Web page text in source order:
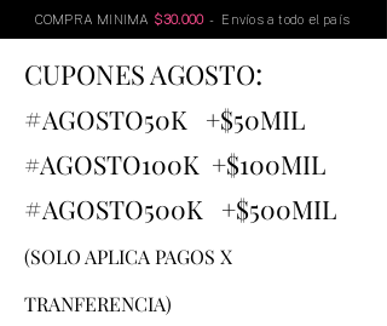
COMPRA MINIMA $30.000 - Envíos a todo el país
CUPONES AGOSTO:
#AGOSTO50K +$50MIL
#AGOSTO100K +$100MIL
#AGOSTO500K +$500MIL
(SOLO APLICA PAGOS X
TRANFERENCIA)